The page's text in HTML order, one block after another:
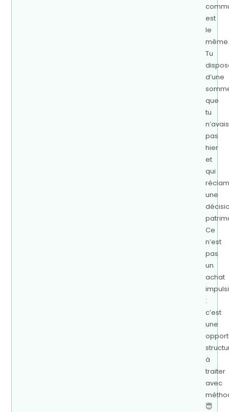
est
le
même.
Tu
d’une
que
tu
n’avais
pas
hier
et
qui
une
Ce
n’est
pas
un
achat
:
c’est
une
à
traiter
avec
😇